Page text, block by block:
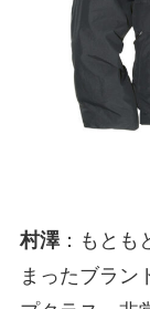
村澤：もとも
まったブラン